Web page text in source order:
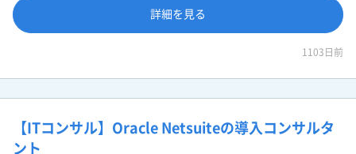
詳細を見る
1103日前
【ITコンサル】Oracle Netsuiteの導入コンサルタ
ント